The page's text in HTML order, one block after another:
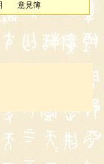
意見簿